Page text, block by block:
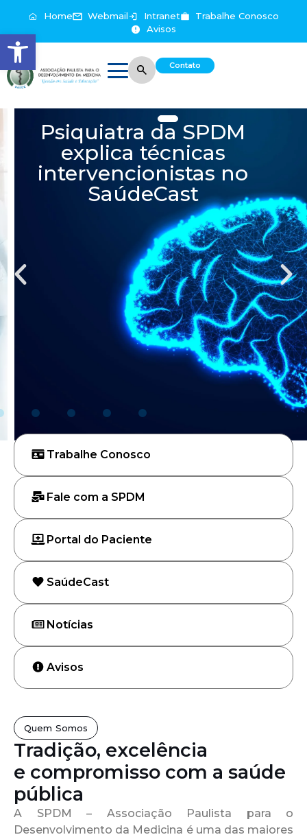
Abrir a barra de ferramentas
Home Webmail Intranet
Trabalhe Conosco
Avisos
Contato
Psiquiatra da SPDM
explica técnicas
intervencionistas no
SaúdeCast
Trabalhe Conosco
Fale com a SPDM
Portal do Paciente
SaúdeCast
Notícias
Avisos
Quem Somos
Tradição, excelência
e compromisso com a saúde
pública
A SPDM – Associação Paulista para o
Desenvolvimento da Medicina é uma das maiores